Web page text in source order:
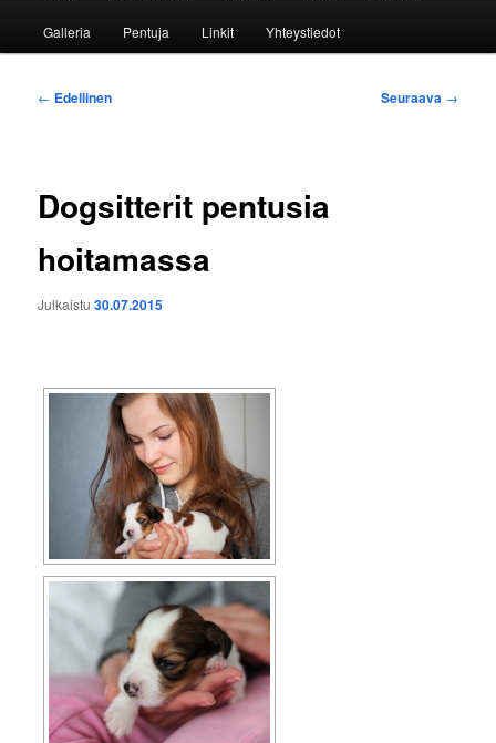
Galleria Pentuja Linkit Yhteystiedot
Artikkelien
← Edellinen Seuraava →
Dogsitterit pentusia
hoitamassa
Julkaistu30.07.2015